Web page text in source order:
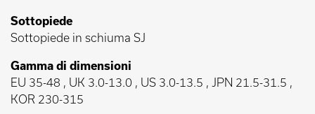
Sottopiede
Sottopiede in schiuma SJ
Gamma di dimensioni
EU 35-48 , UK 3.0-13.0 , US 3.0-13.5 , JPN 21.5-31.5 ,
KOR 230-315